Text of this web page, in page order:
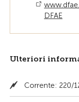
DFAE
Ulteriori
Corrente: 220/